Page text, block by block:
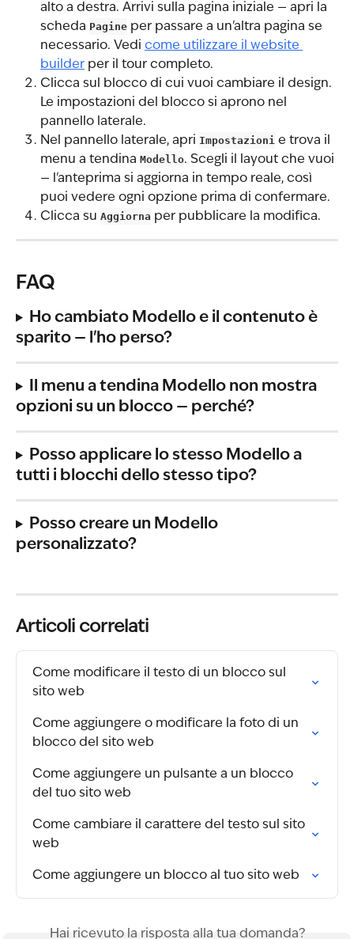
alto a destra. Arrivi sulla pagina iniziale — apri la
scheda Pagine per passare a un'altra pagina se
necessario. Vedi come utilizzare il website
builder per il tour completo.
Clicca sul blocco di cui vuoi cambiare il design.
Le impostazioni del blocco si aprono nel
pannello laterale.
Nel pannello laterale, apri Impostazioni e trova il
menu a tendina Modello. Scegli il layout che vuoi
— l'anteprima si aggiorna in tempo reale, così
puoi vedere ogni opzione prima di confermare.
Clicca su Aggiorna per pubblicare la modifica.
FAQ
Ho cambiato Modello e il contenuto è
sparito — l'ho perso?
Il menu a tendina Modello non mostra
opzioni su un blocco — perché?
Posso applicare lo stesso Modello a
tutti i blocchi dello stesso tipo?
Posso creare un Modello
personalizzato?
Articoli correlati
Come modificare il testo di un blocco sul
sito web
Come aggiungere o modificare la foto di un
blocco del sito web
Come aggiungere un pulsante a un blocco
del tuo sito web
Come cambiare il carattere del testo sul sito
web
Come aggiungere un blocco al tuo sito web
Hai ricevuto la risposta alla tua domanda?